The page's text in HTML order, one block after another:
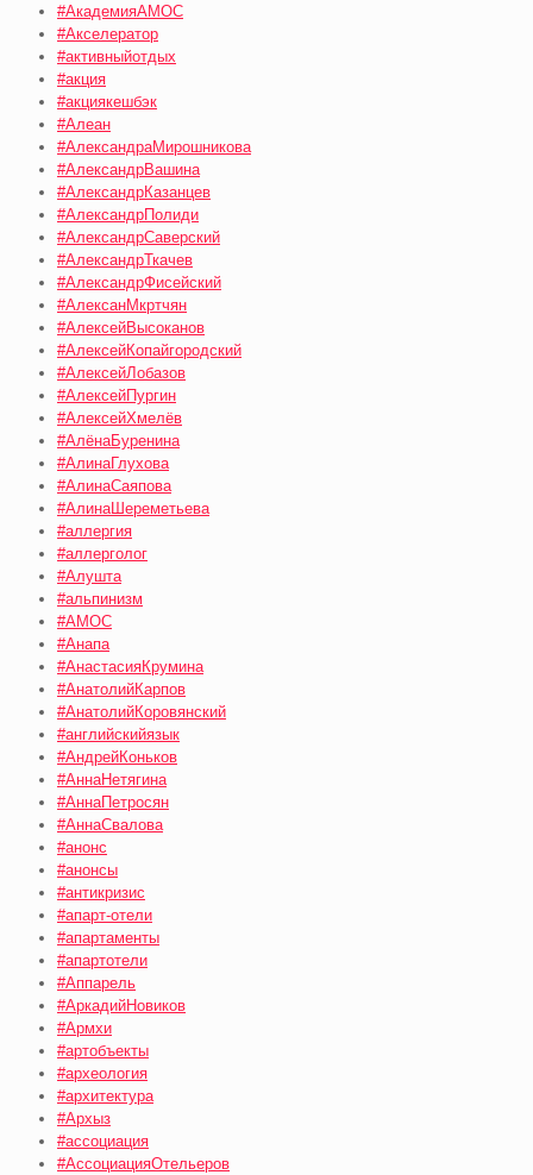
#АкадемияАМОС
#Акселератор
#активныйотдых
#акция
#акциякешбэк
#Алеан
#АлександраМирошникова
#АлександрВашина
#АлександрКазанцев
#АлександрПолиди
#АлександрСаверский
#АлександрТкачев
#АлександрФисейский
#АлексанМкртчян
#АлексейВысоканов
#АлексейКопайгородский
#АлексейЛобазов
#АлексейПургин
#АлексейХмелёв
#АлёнаБуренина
#АлинаГлухова
#АлинаСаяпова
#АлинаШереметьева
#аллергия
#аллерголог
#Алушта
#альпинизм
#АМОС
#Анапа
#АнастасияКрумина
#АнатолийКарпов
#АнатолийКоровянский
#английскийязык
#АндрейКоньков
#АннаНетягина
#АннаПетросян
#АннаСвалова
#анонс
#анонсы
#антикризис
#апарт-отели
#апартаменты
#апартотели
#Аппарель
#АркадийНовиков
#Армхи
#артобъекты
#археология
#архитектура
#Архыз
#ассоциация
#АссоциацияОтельеров